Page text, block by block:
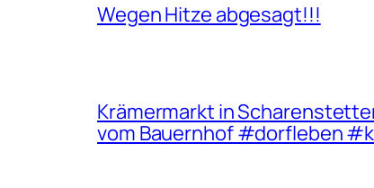
Wegen Hitze abgesagt!!!
Krämermarkt in
vom Bauernhof #dorfleben